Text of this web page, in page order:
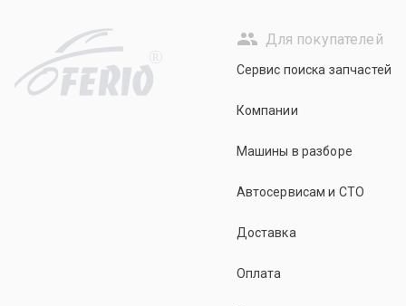
R
Для покупателей
Сервис поиска запчастей
Компании
Машины в разборе
Автосервисам и СТО
Доставка
Оплата